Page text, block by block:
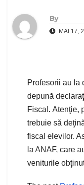
By
MAI 17,
Profesorii au la
depună
Fiscal. Atenţie,
trebuie să
fiscal elevilor.
la ANAF, care
veniturile